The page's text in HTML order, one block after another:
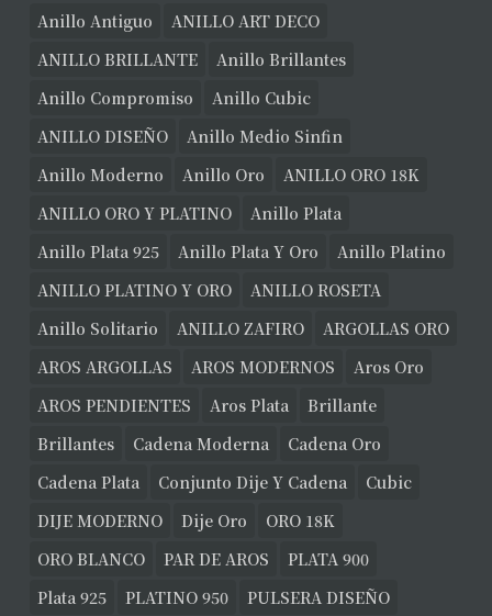
Anillo Antiguo
ANILLO ART DECO
ANILLO BRILLANTE
Anillo Brillantes
Anillo Compromiso
Anillo Cubic
ANILLO DISEÑO
Anillo Medio Sinfin
Anillo Moderno
Anillo Oro
ANILLO ORO 18K
ANILLO ORO Y PLATINO
Anillo Plata
Anillo Plata 925
Anillo Plata Y Oro
Anillo Platino
ANILLO PLATINO Y ORO
ANILLO ROSETA
Anillo Solitario
ANILLO ZAFIRO
ARGOLLAS ORO
AROS ARGOLLAS
AROS MODERNOS
Aros Oro
AROS PENDIENTES
Aros Plata
Brillante
Brillantes
Cadena Moderna
Cadena Oro
Cadena Plata
Conjunto Dije Y Cadena
Cubic
DIJE MODERNO
Dije Oro
ORO 18K
ORO BLANCO
PAR DE AROS
PLATA 900
Plata 925
PLATINO 950
PULSERA DISEÑO